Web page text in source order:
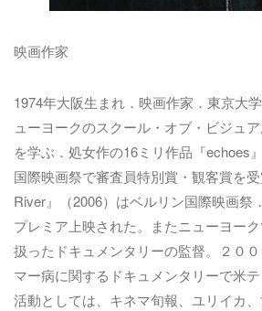
映画作家
1974年大阪生まれ．映画作家．東京大
ューヨークのスクール・オブ・ビジュ
を学ぶ．処女作の16ミリ作品『echoes
国際映画祭で審査員特別賞・観客賞を
River』（2006）はベルリン国際映画祭
プレミア上映された。またニューヨー
扱ったドキュメンタリーの監督。２０
マー病に関するドキュメンタリーで米
活動としては、キネマ旬報、ユリイカ